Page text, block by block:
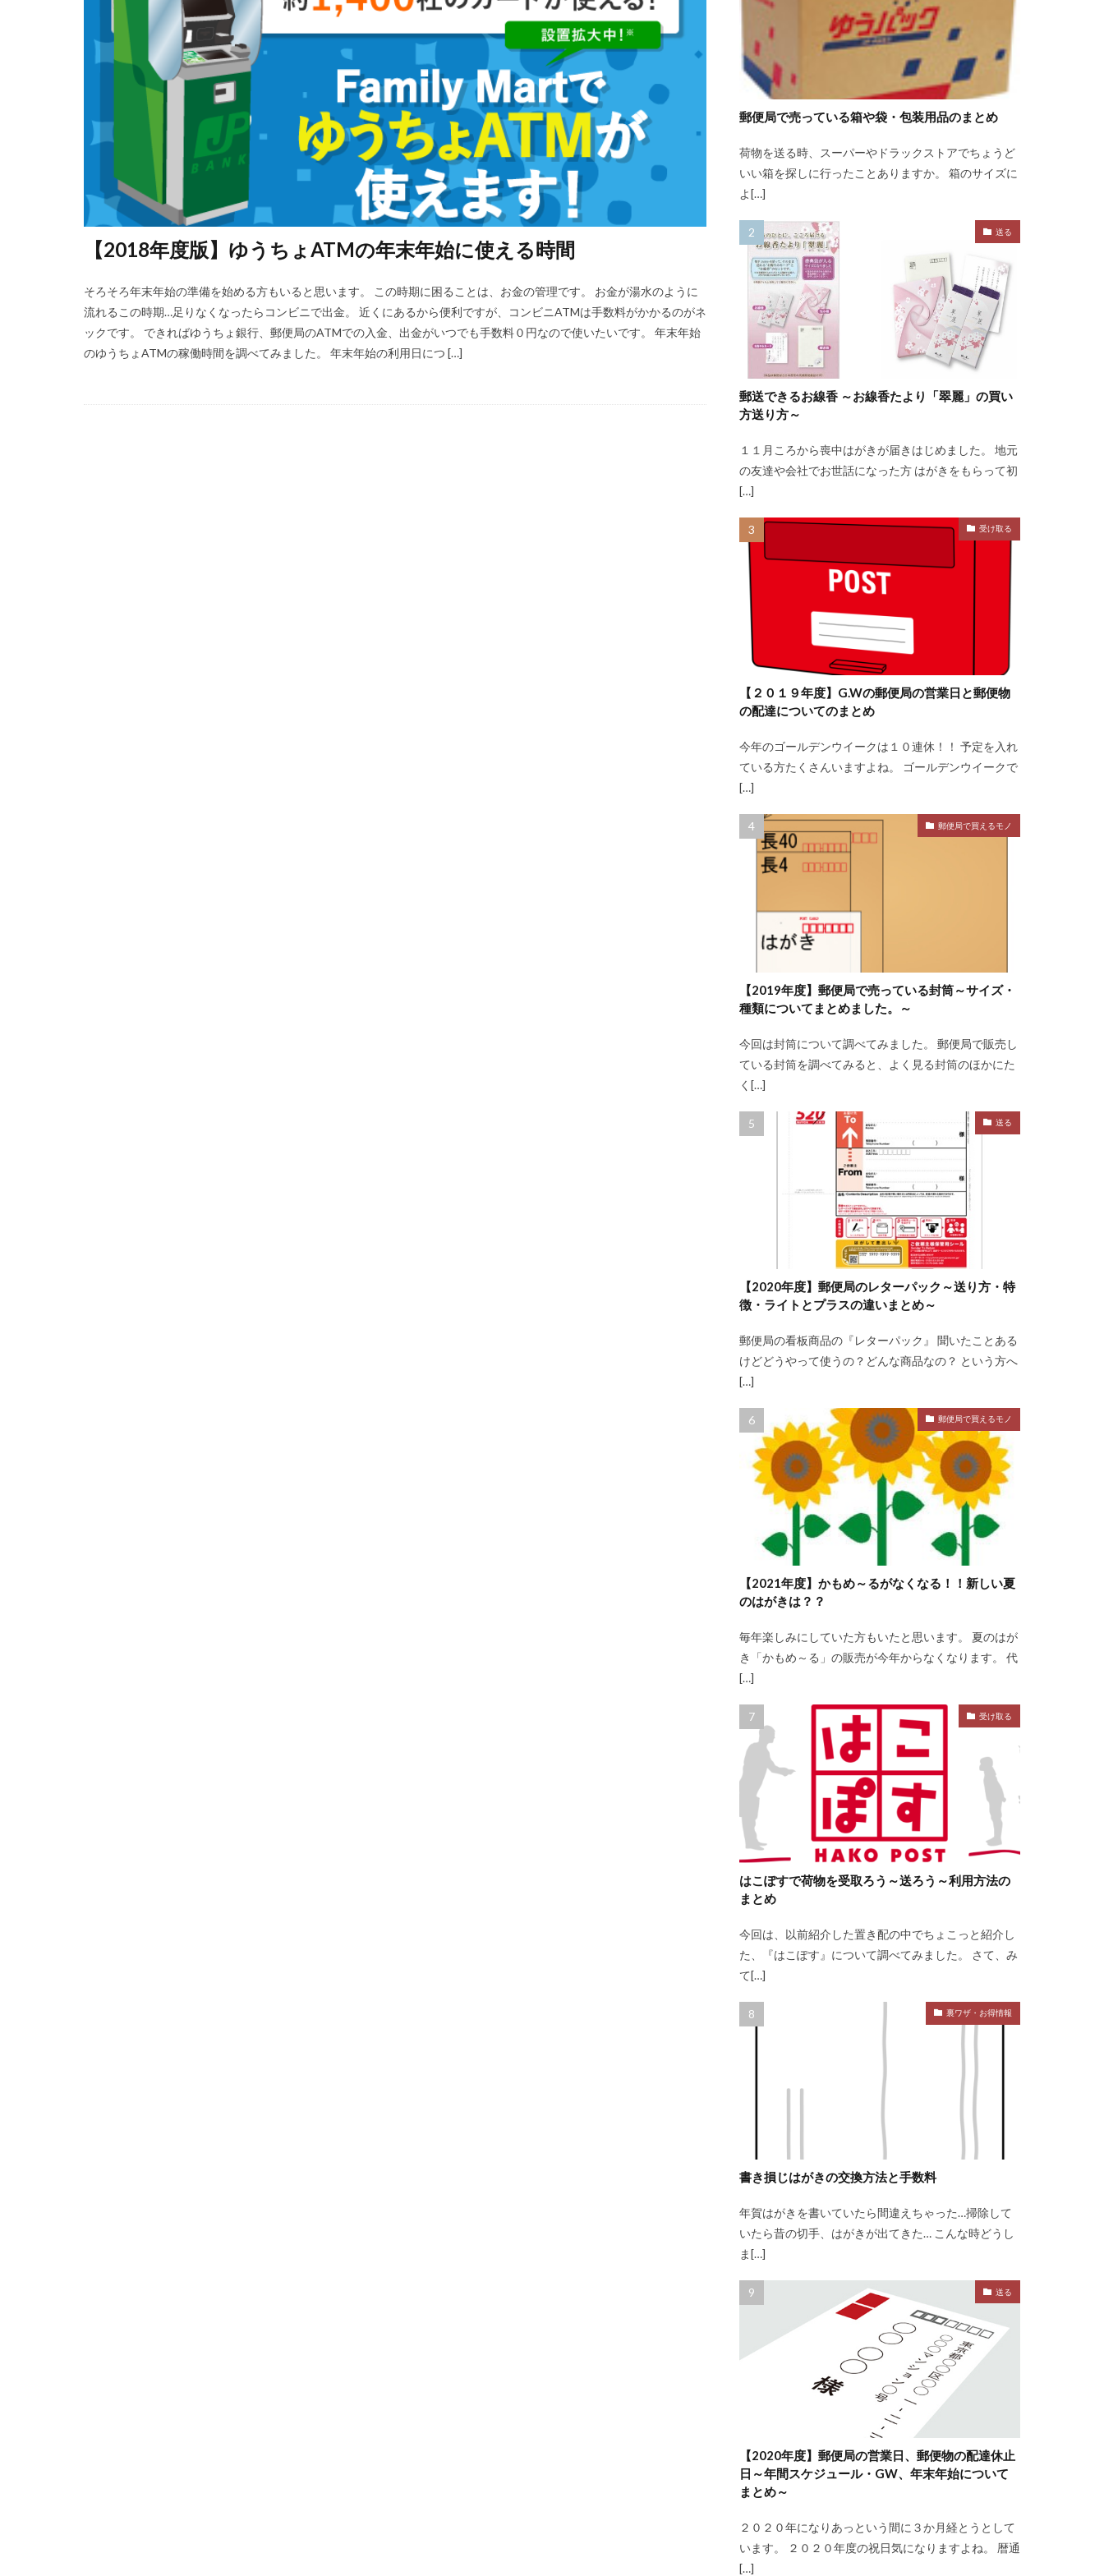
【2018年度版】ゆうちょATMの年末年始に使える時間
そろそろ年末年始の準備を始める方もいると思います。 この時期に困ることは、お金の管理です。 お金が湯水のように
流れるこの時期…足りなくなったらコンビニで出金。 近くにあるから便利ですが、コンビニATMは手数料がかかるのがネ
ックです。 できればゆうちょ銀行、郵便局のATMでの入金、出金がいつでも手数料０円なので使いたいです。 年末年始
のゆうちょATMの稼働時間を調べてみました。 年末年始の利用日につ […]
郵便局で売っている箱や袋・包装用品のまとめ
荷物を送る時、スーパーやドラックストアでちょうど
いい箱を探しに行ったことありますか。 箱のサイズに
よ[…]
送る
郵送できるお線香 ～お線香たより「翠麗」の買い
方送り方～
１１月ころから喪中はがきが届きはじめました。 地元
の友達や会社でお世話になった方 はがきをもらって初
[…]
受け取る
【２０１９年度】G.Wの郵便局の営業日と郵便物
の配達についてのまとめ
今年のゴールデンウイークは１０連休！！ 予定を入れ
ている方たくさんいますよね。 ゴールデンウイークで
[…]
郵便局で買えるモノ
【2019年度】郵便局で売っている封筒～サイズ・
種類についてまとめました。～
今回は封筒について調べてみました。 郵便局で販売し
ている封筒を調べてみると、よく見る封筒のほかにた
く[…]
送る
【2020年度】郵便局のレターパック～送り方・特
徴・ライトとプラスの違いまとめ～
郵便局の看板商品の『レターパック』 聞いたことある
けどどうやって使うの？どんな商品なの？ という方へ
[…]
郵便局で買えるモノ
【2021年度】かもめ～るがなくなる！！新しい夏
のはがきは？？
毎年楽しみにしていた方もいたと思います。 夏のはが
き「かもめ～る」の販売が今年からなくなります。 代
[…]
受け取る
はこぽすで荷物を受取ろう～送ろう～利用方法の
まとめ
今回は、以前紹介した置き配の中でちょこっと紹介し
た、『はこぽす』について調べてみました。 さて、み
て[…]
裏ワザ・お得情報
書き損じはがきの交換方法と手数料
年賀はがきを書いていたら間違えちゃった…掃除して
いたら昔の切手、はがきが出てきた… こんな時どうし
ま[…]
送る
【2020年度】郵便局の営業日、郵便物の配達休止
日～年間スケジュール・GW、年末年始について
まとめ～
２０２０年になりあっという間に３か月経とうとして
います。 ２０２０年度の祝日気になりますよね。 暦通
[…]